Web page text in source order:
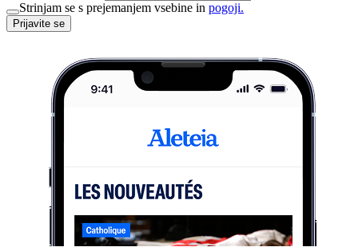
Strinjam se s prejemanjem vsebine in pogoji.
Prijavite se